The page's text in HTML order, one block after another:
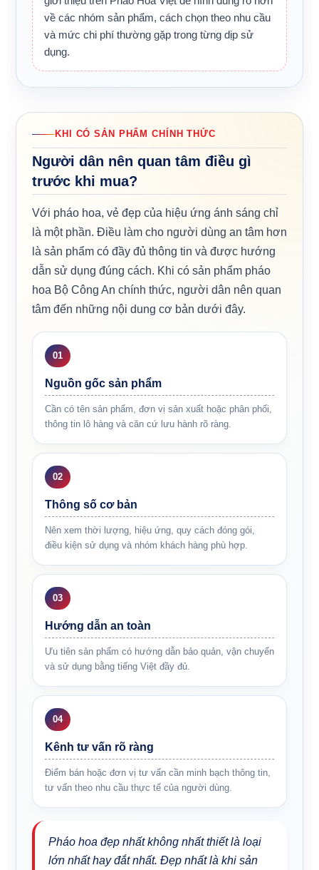
về các nhóm sản phẩm, cách chọn theo nhu cầu
và mức chi phí thường gặp trong từng dịp sử
dụng.
KHI CÓ SẢN PHẨM CHÍNH THỨC
Người dân nên quan tâm điều gì
trước khi mua?
Với pháo hoa, vẻ đẹp của hiệu ứng ánh sáng chỉ
là một phần. Điều làm cho người dùng an tâm hơn
là sản phẩm có đầy đủ thông tin và được hướng
dẫn sử dụng đúng cách. Khi có sản phẩm pháo
hoa Bộ Công An chính thức, người dân nên quan
tâm đến những nội dung cơ bản dưới đây.
Nguồn gốc sản phẩm
Cần có tên sản phẩm, đơn vị sản xuất hoặc phân phối,
thông tin lô hàng và căn cứ lưu hành rõ ràng.
Thông số cơ bản
Nên xem thời lượng, hiệu ứng, quy cách đóng gói,
điều kiện sử dụng và nhóm khách hàng phù hợp.
Hướng dẫn an toàn
Ưu tiên sản phẩm có hướng dẫn bảo quản, vận chuyển
và sử dụng bằng tiếng Việt đầy đủ.
Kênh tư vấn rõ ràng
Điểm bán hoặc đơn vị tư vấn cần minh bạch thông tin,
tư vấn theo nhu cầu thực tế của người dùng.
Pháo hoa đẹp nhất không nhất thiết là loại
lớn nhất hay đắt nhất. Đẹp nhất là khi sản